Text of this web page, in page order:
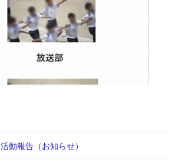
活動報告（お知らせ）